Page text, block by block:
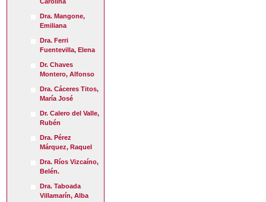
Dra. Mangone,
Emiliana
Dra. Ferri
Fuentevilla, Elena
Dr. Chaves
Montero, Alfonso
Dra. Cáceres Titos,
María José
Dr. Calero del Valle,
Rubén
Dra. Pérez
Márquez, Raquel
Dra. Ríos Vizcaíno,
Belén.
Dra. Taboada
Villamarín, Alba